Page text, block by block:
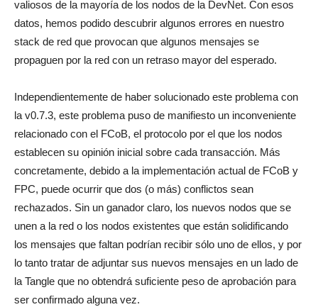
valiosos de la mayoría de los nodos de la DevNet. Con esos
datos, hemos podido descubrir algunos errores en nuestro
stack de red que provocan que algunos mensajes se
propaguen por la red con un retraso mayor del esperado.
Independientemente de haber solucionado este problema con
la v0.7.3, este problema puso de manifiesto un inconveniente
relacionado con el FCoB, el protocolo por el que los nodos
establecen su opinión inicial sobre cada transacción. Más
concretamente, debido a la implementación actual de FCoB y
FPC, puede ocurrir que dos (o más) conflictos sean
rechazados. Sin un ganador claro, los nuevos nodos que se
unen a la red o los nodos existentes que están solidificando
los mensajes que faltan podrían recibir sólo uno de ellos, y por
lo tanto tratar de adjuntar sus nuevos mensajes en un lado de
la Tangle que no obtendrá suficiente peso de aprobación para
ser confirmado alguna vez.